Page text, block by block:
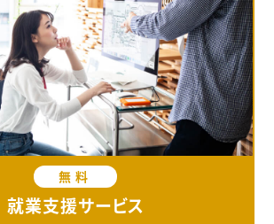
無料
就業支援サービス